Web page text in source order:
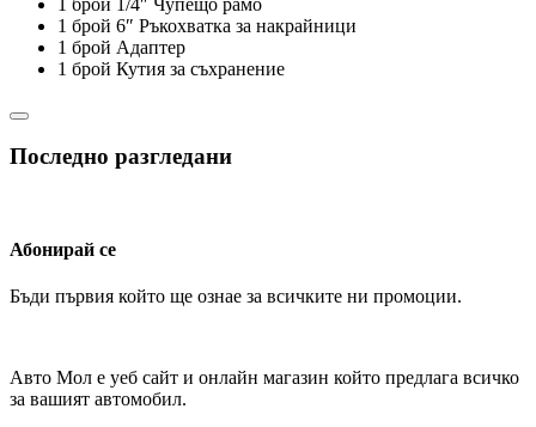
1 брой 1/4″ Чупещо рамо
1 брой 6″ Ръкохватка за накрайници
1 брой Адаптер
1 брой Кутия за съхранение
Последно разгледани
Абонирай се
Бъди първия който ще ознае за всичките ни промоции.
Авто Мол е уеб сайт и онлайн магазин който предлага всичко
за вашият автомобил.